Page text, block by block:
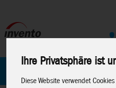
Ihre Privatsphäre ist
Diese Website verwendet